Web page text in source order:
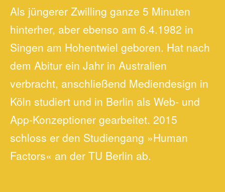
Als jüngerer Zwilling ganze 5 Minuten
hinterher, aber ebenso am 6.4.1982 in
Singen am Hohentwiel geboren. Hat nach
dem Abitur ein Jahr in Australien
verbracht, anschließend Mediendesign in
Köln studiert und in Berlin als Web- und
App-Konzeptioner gearbeitet. 2015
schloss er den Studiengang »Human
Factors« an der TU Berlin ab.